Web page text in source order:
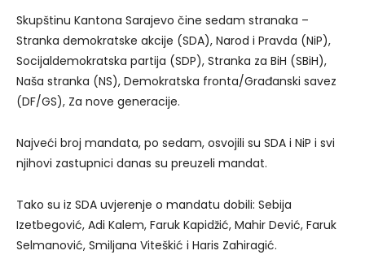
Skupštinu Kantona Sarajevo čine sedam stranaka –
Stranka demokratske akcije (SDA), Narod i Pravda (NiP),
Socijaldemokratska partija (SDP), Stranka za BiH (SBiH),
Naša stranka (NS), Demokratska fronta/Građanski savez
(DF/GS), Za nove generacije.
Najveći broj mandata, po sedam, osvojili su SDA i NiP i svi
njihovi zastupnici danas su preuzeli mandat.
Tako su iz SDA uvjerenje o mandatu dobili: Sebija
Izetbegović, Adi Kalem, Faruk Kapidžić, Mahir Dević, Faruk
Selmanović, Smiljana Viteškić i Haris Zahiragić.